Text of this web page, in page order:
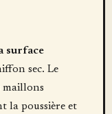
surface
sec. Le
maillons
la poussière et